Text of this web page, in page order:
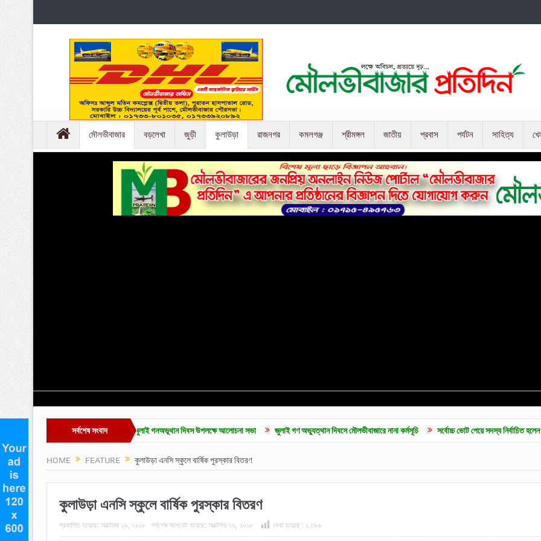
মৌলভীবাজার বড়লেখা জুড়ী কুলাউড়া রাজনগর কমলগঞ্জ শ্রীমঙ্গল জাতীয় প্রবাস পর্যটন সাহিত্য
সর্বশেষ সংবাদ
অনুষ্ঠান সম্পন্ন কুলাউড়ায় জুলাই গনঅভূথান দিবস উপলক্ষে আলোচনা সভা জুলাই গণ অভ্যুত্থান দিবসে মৌলভীবাজারে নানা কর্মসূচি সর্বোচ্চ ভোট পেয়ে সদস্য নির্বাচিত হলেন ব্যারিস্টার
HOME FEATURE কুলাউড়া এনসি স্কুলে বার্ষিক পুরস্কার বিতরণ
কুলাউড়া এনসি স্কুলে বার্ষিক পুরস্কার বিতরণ
প্রকাশিত হয়েছে: অক্টোবর ২৯, ২০১৮ সর্বশেষ আপডেট হয়েছে: অক্টোবর ২৯, ২০১৮ দেখা হয়েছে : ১,৩৯৬